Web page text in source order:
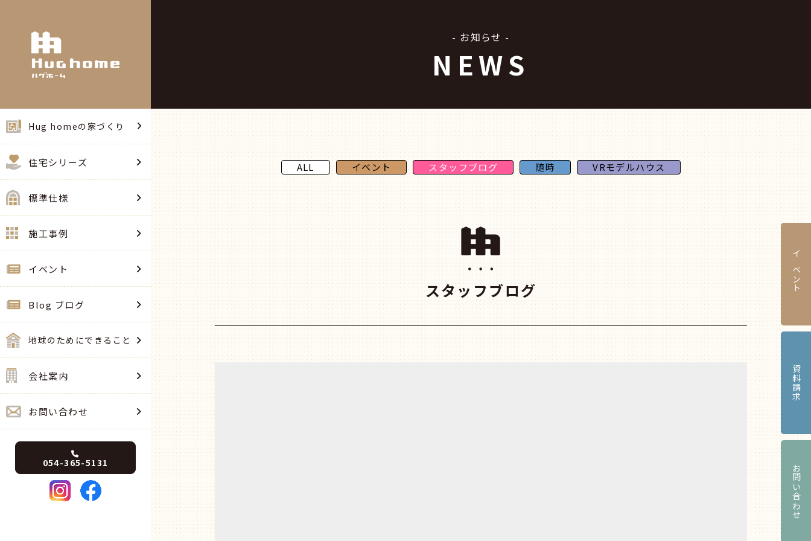
Hug homeの家づくり
住宅シリーズ
標準仕様
施工事例
イベント
Blog ブログ
地球のためにできること
会社案内
お問い合わせ
054-365-5131
イベント
資料請求
お問い合わせ
- お知らせ -
NEWS
ALL イベント スタッフブログ 随時 VRモデルハウス
スタッフブログ